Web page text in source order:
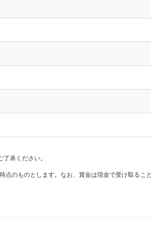
承ください。
点のものとします。なお、賞金は現金で受け取るこ